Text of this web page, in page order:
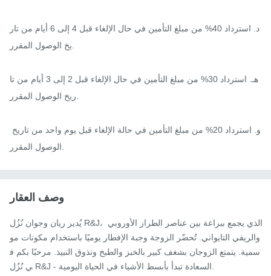
د. استرداد 40% من مبلغ التأمين في حال الإلغاء قبل 4 إلى 6 أيام من تار
يخ الوصول المقرر.
هـ. استرداد 30% من مبلغ التأمين في حال الإلغاء قبل 2 إلى 3 أيام من تا
ريخ الوصول المقرر.
وصف العقار
يُدير ريان وجوان نُزُل R&J، الذي يجمع ببراعة بين عناصر الطراز الأوروبي
والريفي التايواني. تُحضّر الزوجة وجبة الإفطار يوميًا باستخدام مكونات مو
سمية. يتمتع الزوجان بشغف كبير بالخبز والطبخ وتذوق النبيذ. مرحبًا بكم ف
ي نُزُل R&J - السعادة تبدأ بأبسط الأشياء في الحياة اليومية.